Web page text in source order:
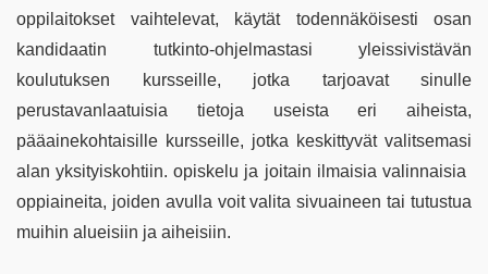
oppilaitokset vaihtelevat, käytät todennäköisesti osan
kandidaatin tutkinto-ohjelmastasi yleissivistävän
koulutuksen kursseille, jotka tarjoavat sinulle
perustavanlaatuisia tietoja useista eri aiheista,
pääainekohtaisille kursseille, jotka keskittyvät valitsemasi
alan yksityiskohtiin. opiskelu ja joitain ilmaisia ​​valinnaisia ​​
oppiaineita, joiden avulla voit valita sivuaineen tai tutustua
muihin alueisiin ja aiheisiin.